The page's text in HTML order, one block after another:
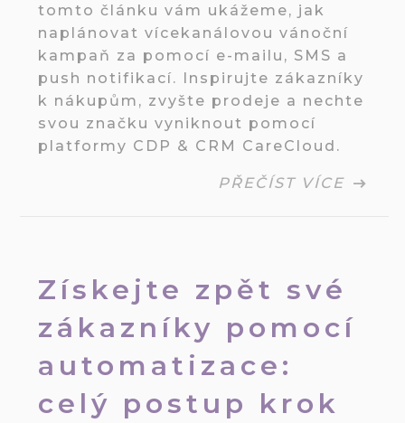
tomto článku vám ukážeme, jak
naplánovat vícekanálovou vánoční
kampaň za pomocí e-mailu, SMS a
push notifikací. Inspirujte zákazníky
k nákupům, zvyšte prodeje a nechte
svou značku vyniknout pomocí
platformy CDP & CRM CareCloud.
PŘEČÍST VÍCE
Získejte zpět své
zákazníky pomocí
automatizace:
celý postup krok